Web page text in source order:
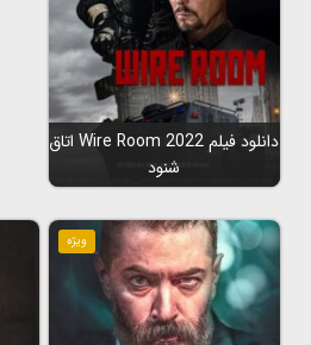
دانلود فیلم Wire Room 2022 اتاق
شنود
ویژه